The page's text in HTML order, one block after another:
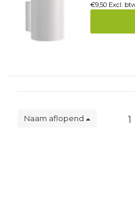
€9,50 Excl.
Naam aflopend 1